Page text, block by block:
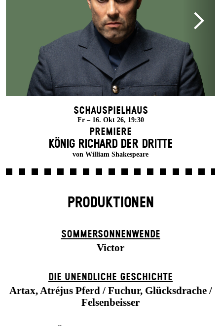
Schauspielhaus
Fr – 16. Okt 26, 19:30
Premiere
KÖNIG RICHARD DER DRITTE
von William Shakespeare
PRODUKTIONEN
SOMMER­SONNEN­WENDE
Victor
DIE UN­ENDLICHE GESCHICHTE
Artax, Atréjus Pferd / Fuchur, Glücksdrache /
Felsenbeisser